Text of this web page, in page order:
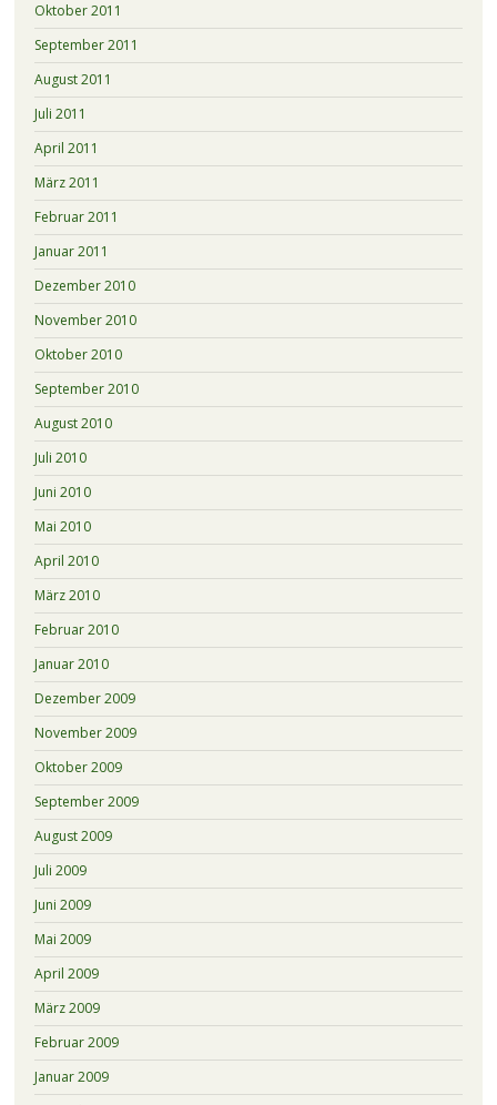
Oktober 2011
September 2011
August 2011
Juli 2011
April 2011
März 2011
Februar 2011
Januar 2011
Dezember 2010
November 2010
Oktober 2010
September 2010
August 2010
Juli 2010
Juni 2010
Mai 2010
April 2010
März 2010
Februar 2010
Januar 2010
Dezember 2009
November 2009
Oktober 2009
September 2009
August 2009
Juli 2009
Juni 2009
Mai 2009
April 2009
März 2009
Februar 2009
Januar 2009